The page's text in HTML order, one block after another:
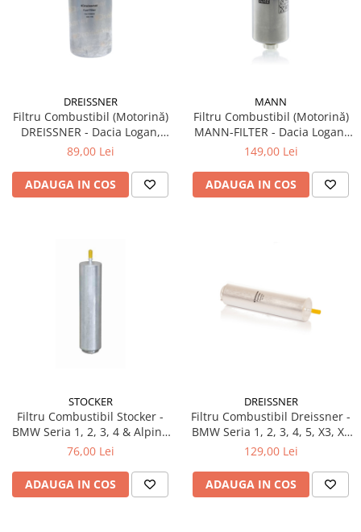
DREISSNER
Filtru Combustibil (Motorină)
DREISSNER - Dacia Logan,
Duster, Sandero - 1.5 dCi
89,00 Lei
ADAUGA IN COS
MANN
Filtru Combustibil (Motorină)
MANN-FILTER - Dacia Logan,
Duster, Sandero, MCV - Motor
149,00 Lei
ADAUGA IN COS
STOCKER
Filtru Combustibil Stocker -
BMW Seria 1, 2, 3, 4 & Alpina
D3/D4 - H 256mm (Diesel)
76,00 Lei
ADAUGA IN COS
DREISSNER
Filtru Combustibil Dreissner -
BMW Seria 1, 2, 3, 4, 5, X3, X5
(Diesel) - H 256mm
129,00 Lei
ADAUGA IN COS